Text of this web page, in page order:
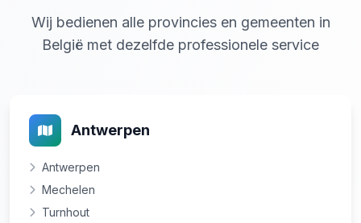
Wij bedienen alle provincies en gemeenten in
België met dezelfde professionele service
Antwerpen
Antwerpen
Mechelen
Turnhout